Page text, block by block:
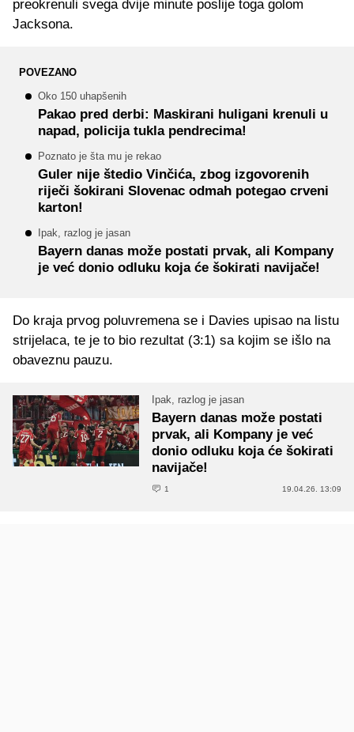
preokrenuli svega dvije minute poslije toga golom
Jacksona.
POVEZANO
Oko 150 uhapšenih
Pakao pred derbi: Maskirani huligani krenuli u
napad, policija tukla pendrecima!
Poznato je šta mu je rekao
Guler nije štedio Vinčića, zbog izgovorenih
riječi šokirani Slovenac odmah potegao crveni
karton!
Ipak, razlog je jasan
Bayern danas može postati prvak, ali Kompany
je već donio odluku koja će šokirati navijače!
Do kraja prvog poluvremena se i Davies upisao na listu
strijelaca, te je to bio rezultat (3:1) sa kojim se išlo na
obaveznu pauzu.
Ipak, razlog je jasan
Bayern danas može postati
prvak, ali Kompany je već
donio odluku koja će šokirati
navijače!
1 19.04.26. 13:09